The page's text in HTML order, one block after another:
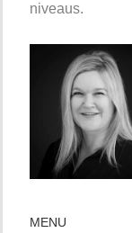
niveaus.
MENU